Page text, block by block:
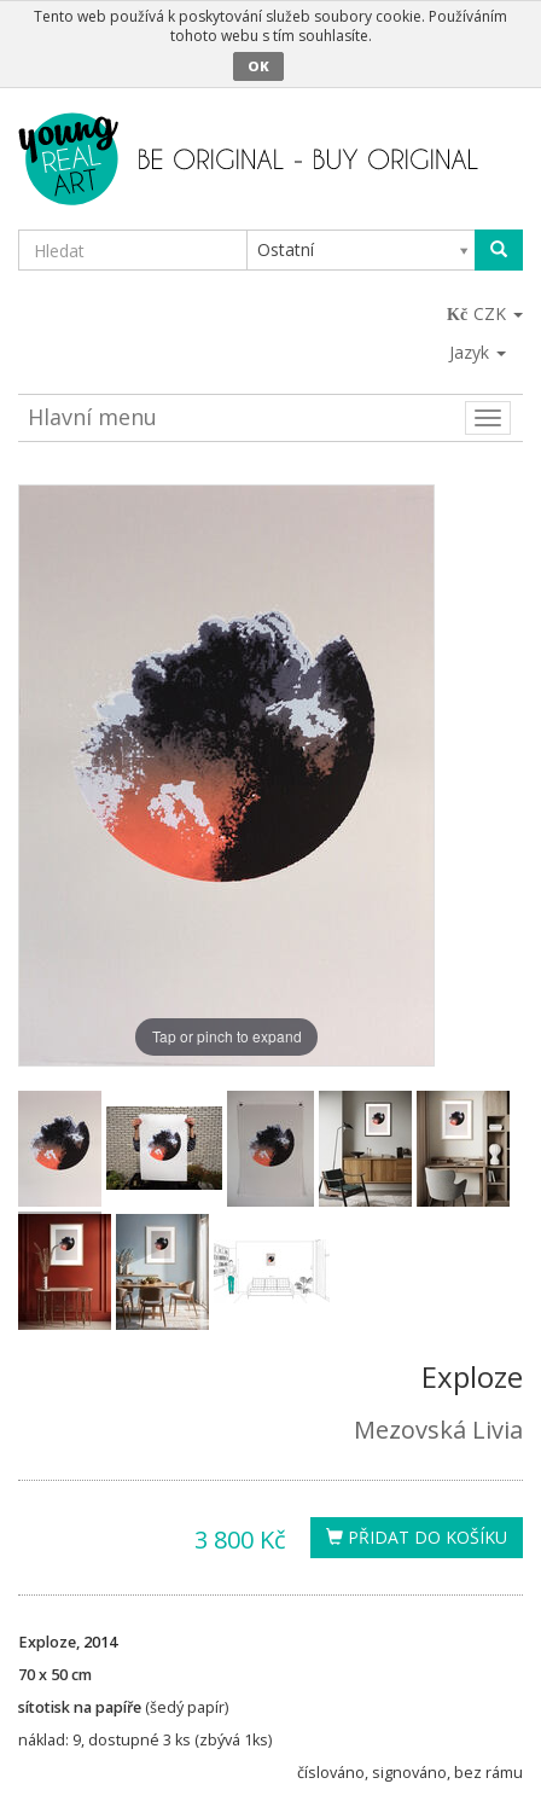
Tento web používá k poskytování služeb soubory cookie. Používáním
tohoto webu s tím souhlasíte.
OK
Ostatní
CZK
Jazyk
Toggle
Hlavní menu
Tap or pinch to expand
Exploze
Mezovská Livia
PŘIDAT DO KOŠÍKU
3 800 Kč
Exploze, 2014
70 x 50 cm
sítotisk na papíře (šedý papír)
náklad: 9, dostupné 3 ks (zbývá 1ks)
číslováno, signováno, bez rámu